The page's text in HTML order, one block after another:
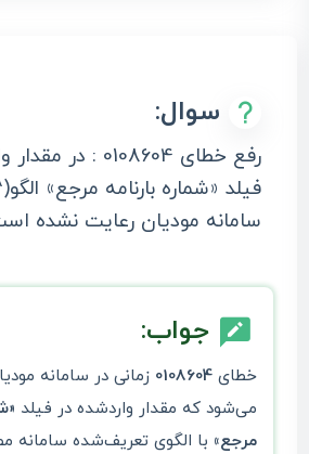
سوال:
رفع خطای 0108604 :
سامانه مودیان رعایت نشده
جواب:
خطای 0108604 زمانی در سامانه
می‌شود که مقدار واردشده در فیلد
مرجع» با الگوی تعریف‌شده سامانه